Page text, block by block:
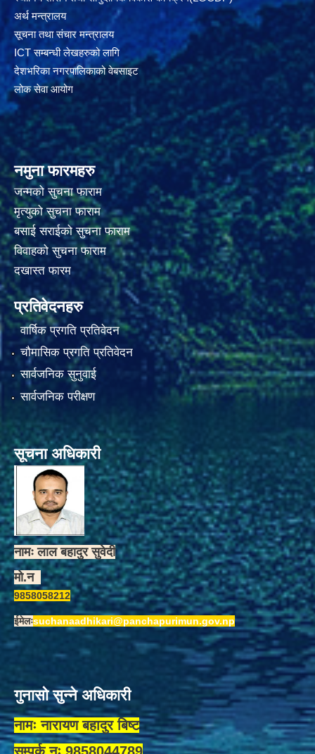
अर्थ मन्त्रालय
सूचना तथा संचार मन्त्रालय
ICT सम्बन्धी लेखहरुको लागि
देशभरिका नगरपालिकाको वेबसाइट
लोक सेवा आयोग
नमुना फारमहरु
जन्मको सुचना फाराम
मृत्युको सुचना फाराम
बसाई सराईको सुचना फाराम
विवाहको सुचना फाराम
दखास्त फारम
प्रतिवेदनहरु
वार्षिक प्रगति प्रतिवेदन
चौमासिक प्रगति प्रतिवेदन
सार्वजनिक सुनुवाई
सार्वजनिक परीक्षण
सूचना अधिकारी
नामः लाल बहादुर सुवेदी
मो.न
9858058212
ईमेलःsuchanaadhikari@panchapurimun.gov.np
गुनासो सुन्ने अधिकारी
नामः नारायण बहादुर बिष्ट